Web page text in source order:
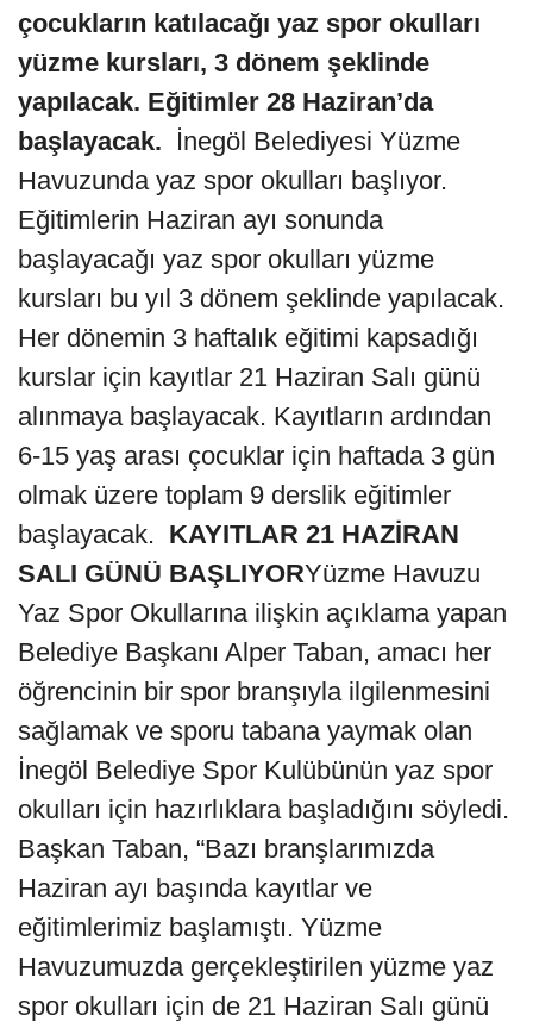
çocukların katılacağı yaz spor okulları
yüzme kursları, 3 dönem şeklinde
yapılacak. Eğitimler 28 Haziran’da
başlayacak. İnegöl Belediyesi Yüzme
Havuzunda yaz spor okulları başlıyor.
Eğitimlerin Haziran ayı sonunda
başlayacağı yaz spor okulları yüzme
kursları bu yıl 3 dönem şeklinde yapılacak.
Her dönemin 3 haftalık eğitimi kapsadığı
kurslar için kayıtlar 21 Haziran Salı günü
alınmaya başlayacak. Kayıtların ardından
6-15 yaş arası çocuklar için haftada 3 gün
olmak üzere toplam 9 derslik eğitimler
başlayacak. KAYITLAR 21 HAZİRAN
SALI GÜNÜ BAŞLIYORYüzme Havuzu
Yaz Spor Okullarına ilişkin açıklama yapan
Belediye Başkanı Alper Taban, amacı her
öğrencinin bir spor branşıyla ilgilenmesini
sağlamak ve sporu tabana yaymak olan
İnegöl Belediye Spor Kulübünün yaz spor
okulları için hazırlıklara başladığını söyledi.
Başkan Taban, “Bazı branşlarımızda
Haziran ayı başında kayıtlar ve
eğitimlerimiz başlamıştı. Yüzme
Havuzumuzda gerçekleştirilen yüzme yaz
spor okulları için de 21 Haziran Salı günü